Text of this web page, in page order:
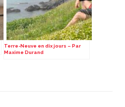
Terre-Neuve en dix jours – Par
Maxime Durand